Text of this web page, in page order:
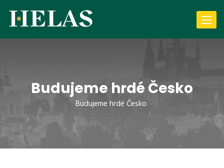
Toggle
Budujeme hrdé Česko
Budujeme hrdé Česko